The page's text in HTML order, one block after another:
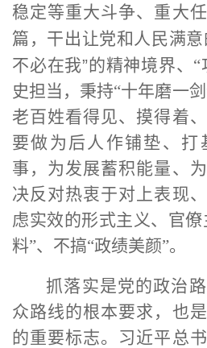
稳定等重大斗争、重大
篇，干出让党和人民满
不必在我”的精神境界、
史担当，秉持“十年磨一
老百姓看得见、摸得着
要做为后人作铺垫、打
事，为发展蓄积能量、
决反对热衷于对上表现
虑实效的形式主义、官
料”、不搞“政绩美颜”。
抓落实是党的政治
众路线的根本要求，也
的重要标志。习近平总